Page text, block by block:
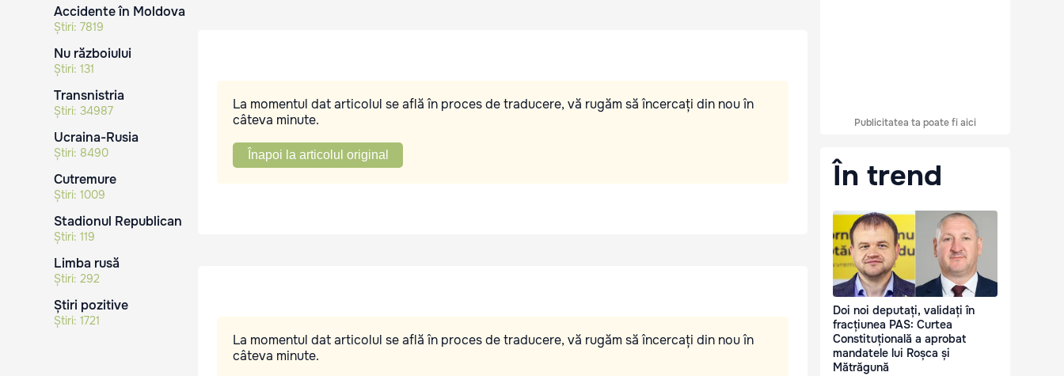
Accidente în Moldova
Știri: 7819
Nu războiului
Știri: 131
Transnistria
Știri: 34987
Ucraina-Rusia
Știri: 8490
Cutremure
Știri: 1009
Stadionul Republican
Știri: 119
Limba rusă
Știri: 292
Știri pozitive
Știri: 1721
La momentul dat articolul se află în proces de traducere, vă rugăm să încercați din nou în
câteva minute.
Înapoi la articolul original
La momentul dat articolul se află în proces de traducere, vă rugăm să încercați din nou în
câteva minute.
Publicitatea ta poate fi aici
În trend
Doi noi deputați, validați în
fracțiunea PAS: Curtea
Constituțională a aprobat
mandatele lui Roșca și
Mătrăgună